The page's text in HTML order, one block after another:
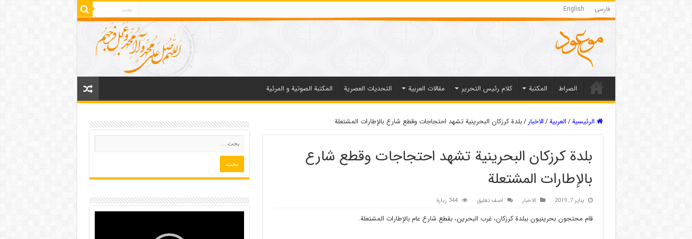
فارسی English
الصراط المکتبة كلام رئيس التحرير مقالات العربیة التحديات العصرية المكتبة الصوتية و المرئية
الرئيسية/العربیة/الاخبار /بلدة كرزكان البحرينية تشهد احتجاجات وقطع شارع بالإطارات المشتعلة
بلدة كرزكان البحرينية تشهد احتجاجات وقطع شارع
بالإطارات المشتعلة
يناير 7, 2019 الاخبار اضف تعليق 344 زيارة
قام محتجون بحرينيون ببلدة كرزكان، غرب البحرين، بقطع شارع عام بالإطارات المشتعلة.